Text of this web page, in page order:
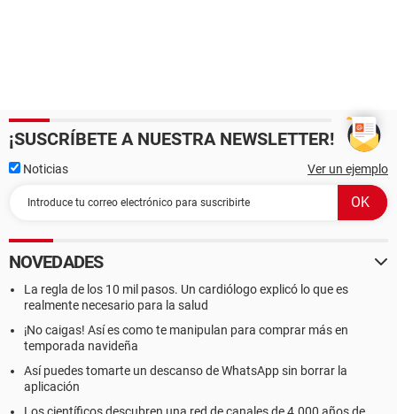
¡SUSCRÍBETE A NUESTRA NEWSLETTER!
Noticias Ver un ejemplo
NOVEDADES
La regla de los 10 mil pasos. Un cardiólogo explicó lo que es
realmente necesario para la salud
¡No caigas! Así es como te manipulan para comprar más en
temporada navideña
Así puedes tomarte un descanso de WhatsApp sin borrar la
aplicación